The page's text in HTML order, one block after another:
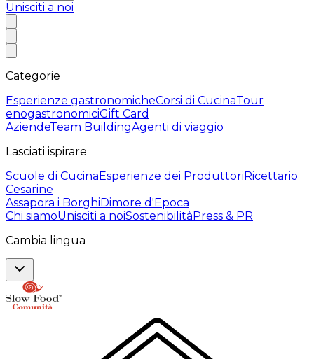
Unisciti a noi
Categorie
Esperienze gastronomicheCorsi di CucinaTour
enogastronomiciGift Card
AziendeTeam BuildingAgenti di viaggio
Lasciati ispirare
Scuole di CucinaEsperienze dei ProduttoriRicettario
Cesarine
Assapora i BorghiDimore d'Epoca
Chi siamoUnisciti a noiSostenibilitàPress & PR
Cambia lingua